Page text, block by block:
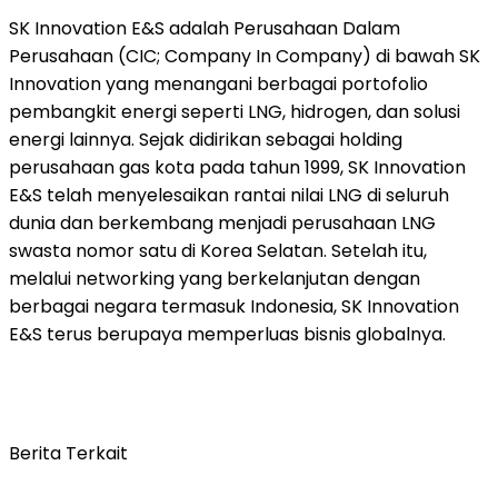
SK Innovation E&S adalah Perusahaan Dalam
Perusahaan (CIC; Company In Company) di bawah SK
Innovation yang menangani berbagai portofolio
pembangkit energi seperti LNG, hidrogen, dan solusi
energi lainnya. Sejak didirikan sebagai holding
perusahaan gas kota pada tahun 1999, SK Innovation
E&S telah menyelesaikan rantai nilai LNG di seluruh
dunia dan berkembang menjadi perusahaan LNG
swasta nomor satu di Korea Selatan. Setelah itu,
melalui networking yang berkelanjutan dengan
berbagai negara termasuk Indonesia, SK Innovation
E&S terus berupaya memperluas bisnis globalnya.
Berita Terkait